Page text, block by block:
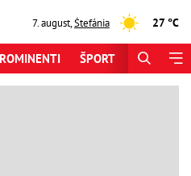
7. august,Štefánia 27 °C
ŠPORT